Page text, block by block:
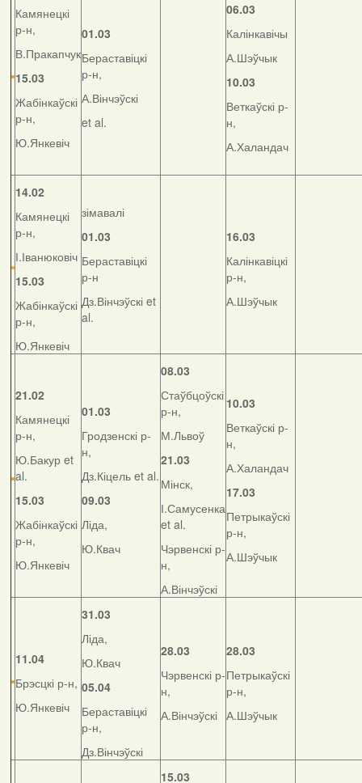
Камянецкі
р-н,
В.Пракапчук
15.03
Жабінкаўскі
р-н,
Ю.Янкевіч
01.03
Бераставіцкі
р-н,
А.Вінчэўскі
et al.
06.03
Калінкавічы
А.Шэўчык
10.03
Веткаўскі р-
н,
А.Халандач
14.02
Камянецкі
р-н,
І.Іванюковіч
15.03
Жабінкаўскі
р-н,
Ю.Янкевіч
зімавалі
01.03
Бераставіцкі
р-н
Дз.Вінчэўскі et
al.
16.03
Калінкавіцкі
р-н,
А.Шэўчык
21.02
Камянецкі
р-н,
Ю.Бакур et
al.
15.03
Жабінкаўскі
р-н,
Ю.Янкевіч
01.03
Гродзенскі р-
н,
Дз.Кіцель et al.
09.03
Ліда,
Ю.Квач
08.03
Стаўбцоўскі
р-н,
М.Львоў
21.03
Мінск,
І.Самусенка
et al.
Чэрвенскі р-
н,
А.Вінчэўскі
10.03
Веткаўскі р-
н,
А.Халандач
17.03
Петрыкаўскі
р-н,
А.Шэўчык
11.04
Брэсцкі р-н,
Ю.Янкевіч
31.03
Ліда,
Ю.Квач
05.04
Бераставіцкі
р-н,
Дз.Вінчэўскі
28.03
Чэрвенскі р-
н,
А.Вінчэўскі
28.03
Петрыкаўскі
р-н,
А.Шэўчык
15.03